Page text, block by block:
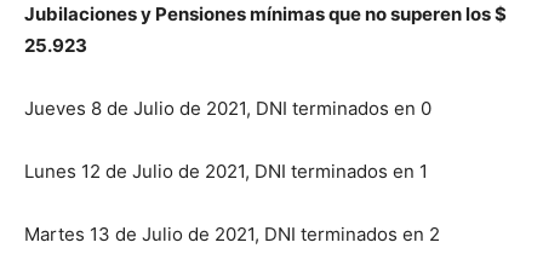
Jubilaciones y Pensiones mínimas que no superen los $
25.923
Jueves 8 de Julio de 2021, DNI terminados en 0
Lunes 12 de Julio de 2021, DNI terminados en 1
Martes 13 de Julio de 2021, DNI terminados en 2